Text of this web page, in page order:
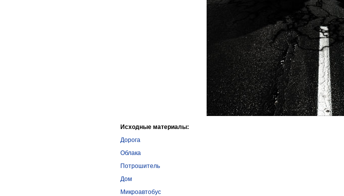
Исходные материалы:
Дорога
Облака
Потрошитель
Дом
Микроавтобус